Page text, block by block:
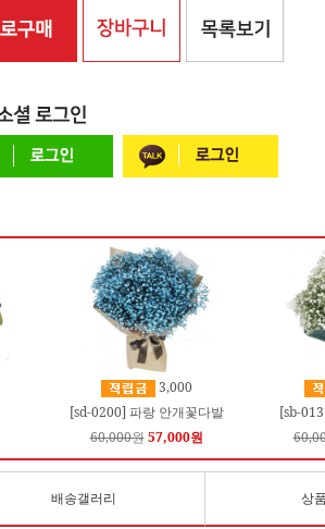
3,000
[sd-0200] 파랑 안개꽃다발
60,000원 57,000원
[sb-
배송갤러리 상